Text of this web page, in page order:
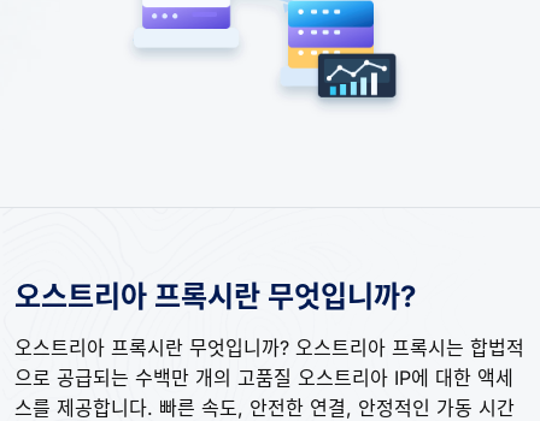
오스트리아 프록시란 무엇입니까?
오스트리아 프록시란 무엇입니까? 오스트리아 프록시는 합법적
으로 공급되는 수백만 개의 고품질 오스트리아 IP에 대한 액세
스를 제공합니다. 빠른 속도, 안전한 연결, 안정적인 가동 시간